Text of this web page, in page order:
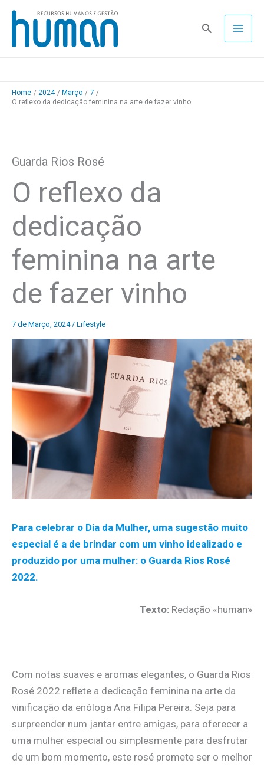
Skip
content
Pesquisa
Home 2024 Março
7
O reflexo da dedicação feminina na arte de fazer vinho
Guarda Rios Rosé
O reflexo da
dedicação
feminina na arte
de fazer vinho
7 de Março, 2024 / Lifestyle
Para celebrar o Dia da Mulher, uma sugestão muito
especial é a de brindar com um vinho idealizado e
produzido por uma mulher: o Guarda Rios Rosé
2022.
Texto: Redação «human»
Com notas suaves e aromas elegantes, o Guarda Rios
Rosé 2022 reflete a dedicação feminina na arte da
vinificação da enóloga Ana Filipa Pereira. Seja para
surpreender num jantar entre amigas, para oferecer a
uma mulher especial ou simplesmente para desfrutar
de um bom momento, este rosé promete ser o melhor